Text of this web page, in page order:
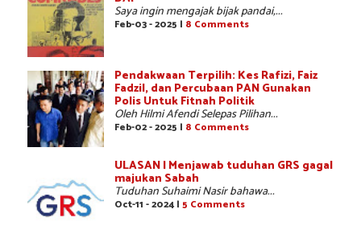
Saya ingin mengajak bijak pandai,...
Feb-03 - 2025 | 8 Comments
Pendakwaan Terpilih: Kes Rafizi, Faiz
Fadzil, dan Percubaan PAN Gunakan
Polis Untuk Fitnah Politik
Oleh Hilmi Afendi Selepas Pilihan...
Feb-02 - 2025 | 8 Comments
ULASAN | Menjawab tuduhan GRS gagal
majukan Sabah
Tuduhan Suhaimi Nasir bahawa...
Oct-11 - 2024 | 5 Comments